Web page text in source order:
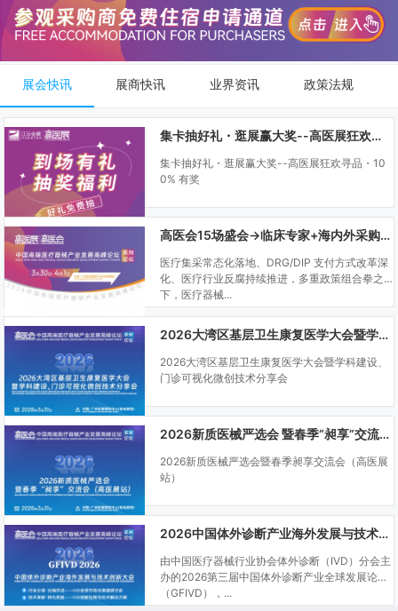
展会快讯 展商快讯 业界资讯 政策法规
集卡抽好礼・逛展赢大奖--高医展狂欢寻品・100% 有奖
集卡抽好礼・逛展赢大奖--高医展狂欢寻品・10
0% 有奖
高医会15场盛会→临床专家+海内外采购商双向对接
医疗集采常态化落地、DRG/DIP 支付方式改革深
化、医疗行业反腐持续推进，多重政策组合拳之
下，医疗器械...
2026大湾区基层卫生康复医学大会暨学科建设、门诊可视化微创技术分享会
2026大湾区基层卫生康复医学大会暨学科建设、
门诊可视化微创技术分享会
2026新质医械严选会 暨春季“昶享”交流会（高医展站）
2026新质医械严选会暨春季昶享交流会（高医展
站）
2026中国体外诊断产业海外发展与技术创新大会
由中国医疗器械行业协会体外诊断（IVD）分会主
办的2026第三届中国体外诊断产业全球发展论坛
（GFIVD），...